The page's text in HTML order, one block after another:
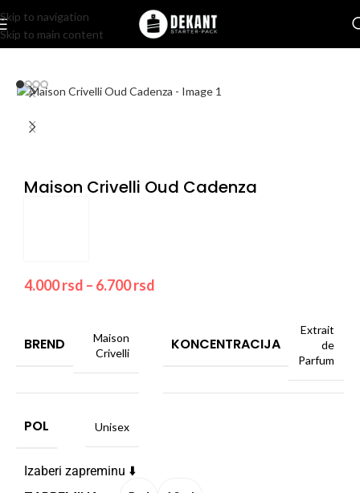
Skip to navigation
Skip to main content
Home/Pakovanje/ Komercijalno
Maison Crivelli Oud Cadenza
4.000rsd – 6.700rsd
BREND
Maison
Crivelli
KONCENTRACIJA
Extrait
de
Parfum
POL Unisex
Izaberi zapreminu ⬇️